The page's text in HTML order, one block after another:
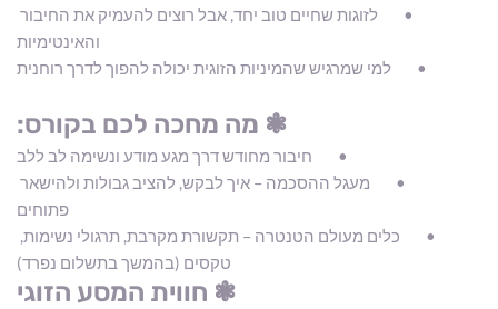
לזוגות שחיים טוב יחד, אבל רוצים להעמיק את החיבור
והאינטימיות
למי שמרגיש שהמיניות הזוגית יכולה להפוך לדרך רוחנית
❃ מה מחכה לכם בקורס:
חיבור מחודש דרך מגע מודע ונשימה לב ללב
מעגל ההסכמה – איך לבקש, להציב גבולות ולהישאר
פתוחים
כלים מעולם הטנטרה – תקשורת מקרבת, תרגולי נשימות,
טקסים (בהמשך בתשלום נפרד)
❃ חווית המסע הזוגי